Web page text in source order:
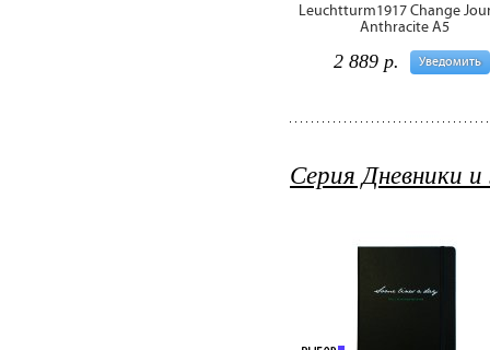
Leuchtturm1917 Change
Anthracite A5
Уведомить
2 889 р.
Серия Дневники